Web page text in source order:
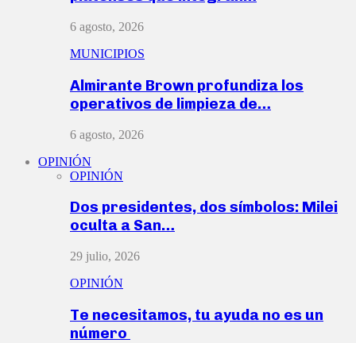
6 agosto, 2026
MUNICIPIOS
Almirante Brown profundiza los
operativos de limpieza de…
6 agosto, 2026
OPINIÓN
OPINIÓN
Dos presidentes, dos símbolos: Milei
oculta a San…
29 julio, 2026
OPINIÓN
Te necesitamos, tu ayuda no es un
número